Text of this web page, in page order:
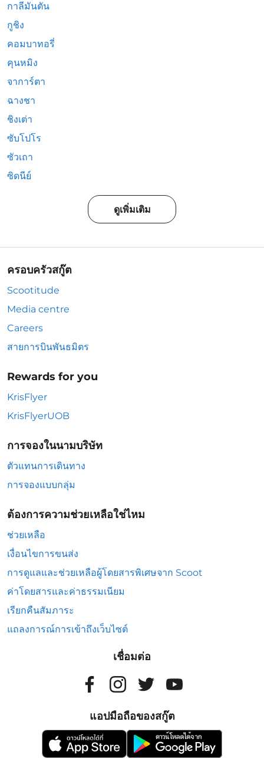
กาลีมันตัน
กูชิง
คอมบาทอรี่
คุนหมิง
จาการ์ตา
ฉางชา
ชิงเต่า
ซับโปโร
ซัวเถา
ซิดนีย์
ดูเพิ่มเติม
ครอบครัวสกู๊ต
Scootitude
Media centre
Careers
สายการบินพันธมิตร
Rewards for you
KrisFlyer
KrisFlyerUOB
การจองในนามบริษัท
ตัวแทนการเดินทาง
การจองแบบกลุ่ม
ต้องการความช่วยเหลือใช่ไหม
ช่วยเหลือ
เงื่อนไขการขนส่ง
การดูแลและช่วยเหลือผู้โดยสารพิเศษจาก Scoot
ค่าโดยสารและค่าธรรมเนียม
เรียกคืนสัมภาระ
แถลงการณ์การเข้าถึงเว็บไซต์
เชื่อมต่อ
แอปมือถือของสกู๊ต